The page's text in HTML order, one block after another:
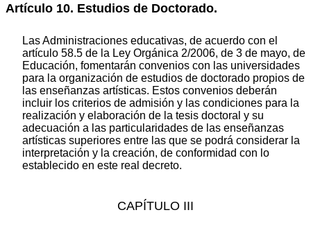
Artículo 10. Estudios de Doctorado.
Las Administraciones educativas, de acuerdo con el
artículo 58.5 de la Ley Orgánica 2/2006, de 3 de mayo, de
Educación, fomentarán convenios con las universidades
para la organización de estudios de doctorado propios de
las enseñanzas artísticas. Estos convenios deberán
incluir los criterios de admisión y las condiciones para la
realización y elaboración de la tesis doctoral y su
adecuación a las particularidades de las enseñanzas
artísticas superiores entre las que se podrá considerar la
interpretación y la creación, de conformidad con lo
establecido en este real decreto.
CAPÍTULO III